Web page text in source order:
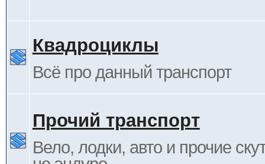
Квадроциклы
Всё про данный транспорт
Прочий транспорт
Вело, лодки, авто и прочие